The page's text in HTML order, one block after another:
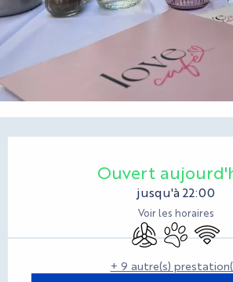
Ouvert
jusqu'à 22:00
Voir les horaires
Air conditionné
Animaux
WiFi
+ 9 autre(s)